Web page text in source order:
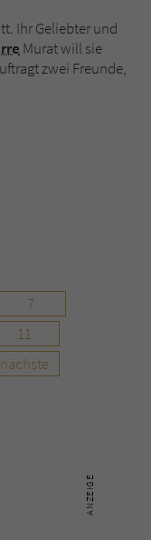
Ihr Geliebter und
Murat will sie
zwei Freunde,
7
11
nächste